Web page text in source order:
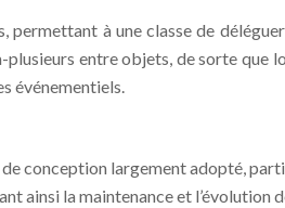
à une classe de
plusieurs entre objets, de sorte
événementiels.
conception largement adopté,
ainsi la maintenance et l’évolution